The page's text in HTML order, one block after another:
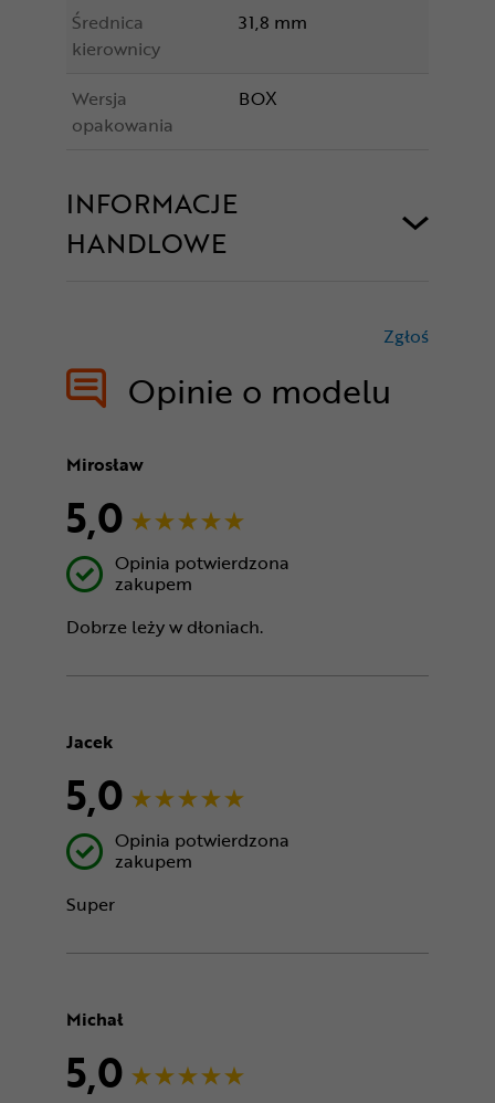
Średnica
kierownicy
31,8 mm
Wersja
opakowania
BOX
INFORMACJE
HANDLOWE
Opinie o modelu
Zgłoś
Mirosław
5,0
Opinia potwierdzona
zakupem
Dobrze leży w dłoniach.
Jacek
5,0
Opinia potwierdzona
zakupem
Super
Michał
5,0